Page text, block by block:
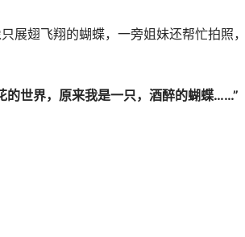
展翅飞翔的蝴蝶，一旁姐妹还帮忙拍照
的世界，原来我是一只，酒醉的蝴蝶……”